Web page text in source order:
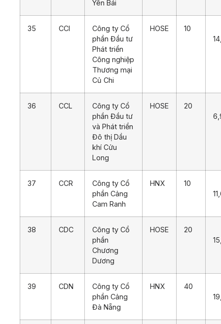
Yên Bái
35 CCI
Công ty Cổ
phần Đầu tư
Phát triển
Công nghiệp
Thương mại
Củ Chi
HOSE
10
36 CCL
Công ty Cổ
phần Đầu tư
và Phát triển
Đô thị Dầu
khí Cửu
Long
HOSE
20
37 CCR
Công ty Cổ
phần Cảng
Cam Ranh
HNX
10
38 CDC
Công ty Cổ
phần
Chương
Dương
HOSE
20
39 CDN
Công ty Cổ
phần Cảng
Đà Nẵng
HNX
40